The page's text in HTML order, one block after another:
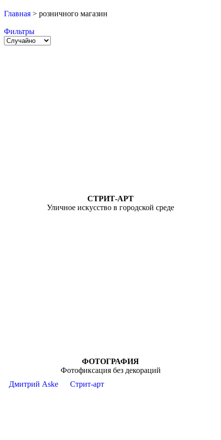
Главная > розничного магазин
Фильтры
СТРИТ-АРТ
Уличное искусство в городской среде
ФОТОГРАФИЯ
Фотофиксация без декораций
Дмитрий Aske
Стрит-арт